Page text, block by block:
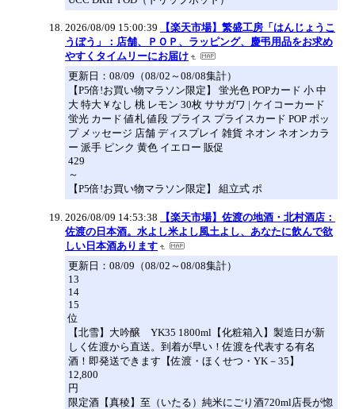
2026/08/09 15:00:39
【楽天市場】繁盛工房「はんじょうこ
うぼう」：店舗、ＰＯＰ、ラッピング、慶弔用品をお求め
やすくタイムリーにお届け
更新日：08/09（08/02～08/08集計）
【P5倍!お買い物マラソン限定】 蛍光色 POPカード 小 中
大 特大￥なし 桃 レモン 30枚 ササガワ | ケイコーカード
蛍光 カード 値札 値段 プライス プライスカード POP ポッ
プ メッセージ 店舗 ディスプレイ 雑貨 ネオン ネオンカラ
ー 派手 ピンク 黄色 イエロー 販促
429
～
【P5倍!お買い物マラソン限定】 組立式 ポ
2026/08/09 14:53:38
【楽天市場】佐渡の地酒・北村酒店：
佐渡の日本酒。水よし米よし風土よし、あなたに飲んで欲
しい日本酒あります
更新日：08/09（08/02～08/08集計）
13
14
15
位
【北雪】大吟醸 YK35 1800ml【化粧箱入】製造日が新
しく佐渡から直送。到着が早い！佐渡を代表する有名
酒！即発送できます【佐渡・ほくせつ・YK－35】
12,800
円
限定酒【真稜】至（いたる）純米にごり酒720ml店長が惚